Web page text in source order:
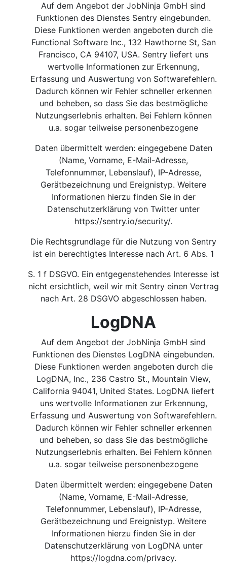
Auf dem Angebot der JobNinja GmbH sind
Funktionen des Dienstes Sentry eingebunden.
Diese Funktionen werden angeboten durch die
Functional Software Inc., 132 Hawthorne St, San
Francisco, CA 94107, USA. Sentry liefert uns
wertvolle Informationen zur Erkennung,
Erfassung und Auswertung von Softwarefehlern.
Dadurch können wir Fehler schneller erkennen
und beheben, so dass Sie das bestmögliche
Nutzungserlebnis erhalten. Bei Fehlern können
u.a. sogar teilweise personenbezogene
Daten übermittelt werden: eingegebene Daten
(Name, Vorname, E-Mail-Adresse,
Telefonnummer, Lebenslauf), IP-Adresse,
Gerätbezeichnung und Ereignistyp. Weitere
Informationen hierzu finden Sie in der
Datenschutzerklärung von Twitter unter
https://sentry.io/security/.
Die Rechtsgrundlage für die Nutzung von Sentry
ist ein berechtigtes Interesse nach Art. 6 Abs. 1
S. 1 f DSGVO. Ein entgegenstehendes Interesse ist
nicht ersichtlich, weil wir mit Sentry einen Vertrag
nach Art. 28 DSGVO abgeschlossen haben.
LogDNA
Auf dem Angebot der JobNinja GmbH sind
Funktionen des Dienstes LogDNA eingebunden.
Diese Funktionen werden angeboten durch die
LogDNA, Inc., 236 Castro St., Mountain View,
California 94041, United States. LogDNA liefert
uns wertvolle Informationen zur Erkennung,
Erfassung und Auswertung von Softwarefehlern.
Dadurch können wir Fehler schneller erkennen
und beheben, so dass Sie das bestmögliche
Nutzungserlebnis erhalten. Bei Fehlern können
u.a. sogar teilweise personenbezogene
Daten übermittelt werden: eingegebene Daten
(Name, Vorname, E-Mail-Adresse,
Telefonnummer, Lebenslauf), IP-Adresse,
Gerätbezeichnung und Ereignistyp. Weitere
Informationen hierzu finden Sie in der
Datenschutzerklärung von LogDNA unter
https://logdna.com/privacy.